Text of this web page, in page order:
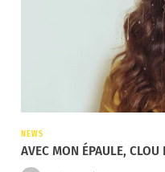
NEWS
AVEC MON ÉPAULE,